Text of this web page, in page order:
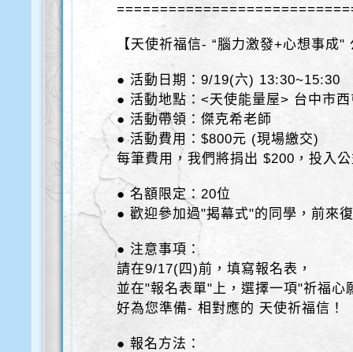
【天使祈福信- “腦力激發+心想事成"
● 活動日期：9/19(六) 13:30~15:30
● 活動地點：<天使能量屋> 台中市
● 活動帶領：傑克希老師
● 活動費用：$800元 (現場繳交)
每筆費用，我們將捐出 $200，投入
● 名額限定：20位
● 歡迎參加過"揭幕式"的同學，前來
● 注意事項：
請在9/17(四)前，填寫報名表，
並在"報名表單"上，選擇一項"祈福心
好為您準備- 相對應的 天使祈福信！
● 報名方法：